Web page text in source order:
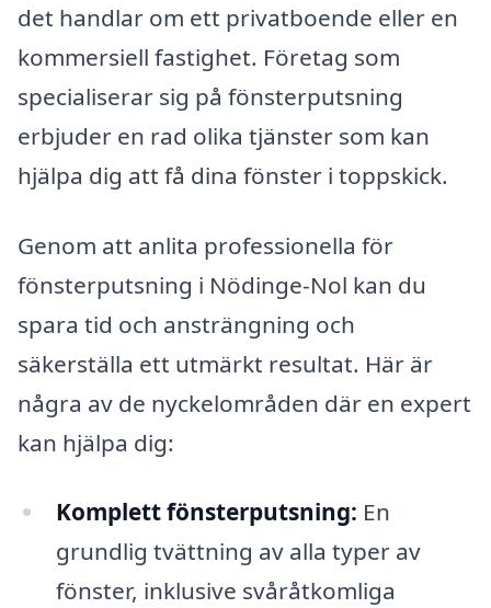
det handlar om ett privatboende eller en
kommersiell fastighet. Företag som
specialiserar sig på fönsterputsning
erbjuder en rad olika tjänster som kan
hjälpa dig att få dina fönster i toppskick.
Genom att anlita professionella för
fönsterputsning i Nödinge-Nol kan du
spara tid och ansträngning och
säkerställa ett utmärkt resultat. Här är
några av de nyckelområden där en expert
kan hjälpa dig:
Komplett fönsterputsning: En
grundlig tvättning av alla typer av
fönster, inklusive svåråtkomliga